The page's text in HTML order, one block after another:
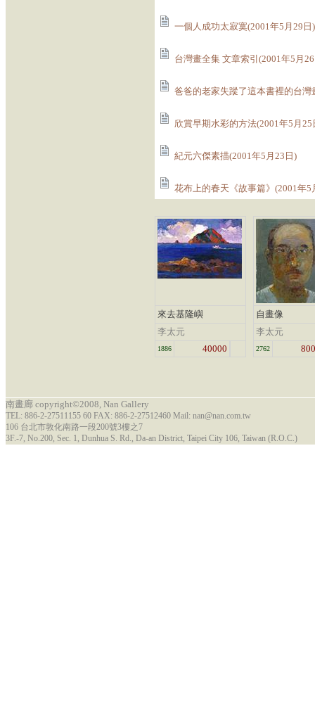
一個人成功太寂寞(2001年5月29日)
台灣畫全集 文章索引(2001年5月
爸爸的老家失蹤了這本書裡的台灣
欣賞早期水彩的方法(2001年5月25
紀元六傑素描(2001年5月23日)
花布上的春天《故事篇》(2001年5
來去基隆嶼
李太元
1886 40000
自畫像
李太元
2762
南畫廊 copyright©2008, Nan Gallery
TEL: 886-2-27511155 60 FAX: 886-2-27512460 Mail: nan@nan.com.tw
106 台北市敦化南路一段200號3樓之7
3F.-7, No.200, Sec. 1, Dunhua S. Rd., Da-an District, Taipei City 106, Taiwan (R.O.C.)